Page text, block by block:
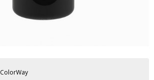
ColorWay